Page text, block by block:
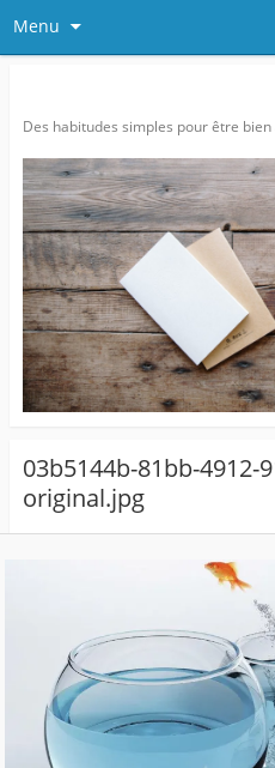
Menu
Des habitudes simples pour être
03b5144b-81bb-4912-
original.jpg